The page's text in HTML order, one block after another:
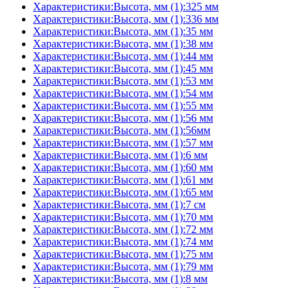
Характеристики:Высота, мм (1):325 мм
Характеристики:Высота, мм (1):336 мм
Характеристики:Высота, мм (1):35 мм
Характеристики:Высота, мм (1):38 мм
Характеристики:Высота, мм (1):44 мм
Характеристики:Высота, мм (1):45 мм
Характеристики:Высота, мм (1):53 мм
Характеристики:Высота, мм (1):54 мм
Характеристики:Высота, мм (1):55 мм
Характеристики:Высота, мм (1):56 мм
Характеристики:Высота, мм (1):56мм
Характеристики:Высота, мм (1):57 мм
Характеристики:Высота, мм (1):6 мм
Характеристики:Высота, мм (1):60 мм
Характеристики:Высота, мм (1):61 мм
Характеристики:Высота, мм (1):65 мм
Характеристики:Высота, мм (1):7 см
Характеристики:Высота, мм (1):70 мм
Характеристики:Высота, мм (1):72 мм
Характеристики:Высота, мм (1):74 мм
Характеристики:Высота, мм (1):75 мм
Характеристики:Высота, мм (1):79 мм
Характеристики:Высота, мм (1):8 мм